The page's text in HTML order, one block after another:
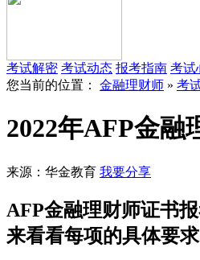
考试解密 考试动态 报考指南 考试
您当前的位置： 金融理财师 » 考
2022年AFP金融
来源：华金教育 我要分享
AFP金融理财师证书
来看看每项的具体要求